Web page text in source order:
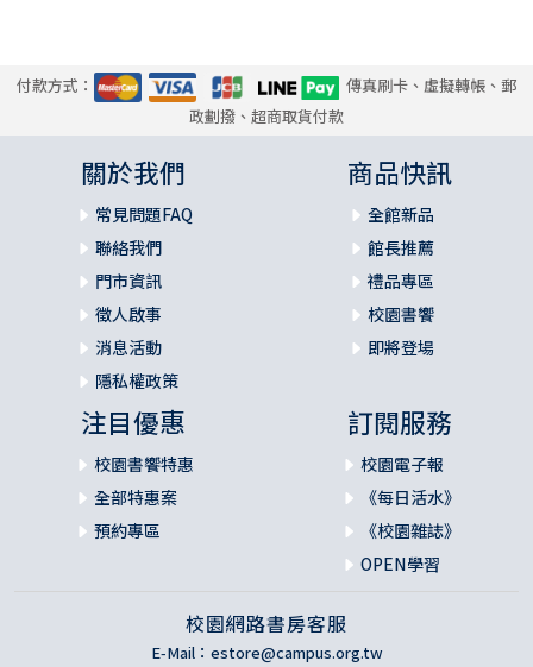
付款方式：
傳真刷卡、虛擬轉帳、郵
政劃撥、超商取貨付款
關於我們
常見問題FAQ
聯絡我們
門市資訊
徵人啟事
消息活動
隱私權政策
商品快訊
全館新品
館長推薦
禮品專區
校園書饗
即將登場
注目優惠
校園書饗特惠
全部特惠案
預約專區
訂閱服務
校園電子報
《每日活水》
《校園雜誌》
OPEN學習
校園網路書房客服
E-Mail： estore@campus.org.tw